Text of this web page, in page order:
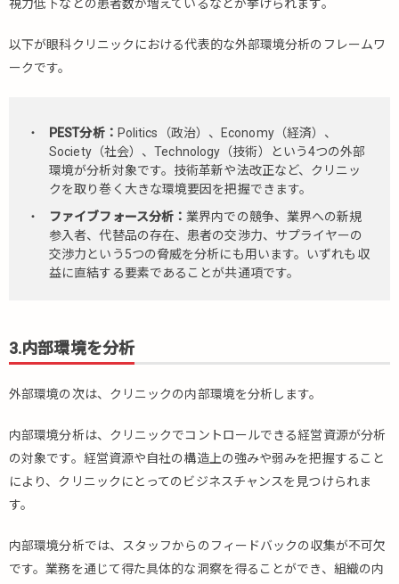
視力低下などの患者数が増えているなどが挙げられます。
以下が眼科クリニックにおける代表的な外部環境分析のフレームワ
ークです。
PEST分析： Politics（政治）、Economy（経済）、
Society（社会）、Technology（技術）という4つの外部
環境が分析対象です。技術革新や法改正など、クリニッ
クを取り巻く大きな環境要因を把握できます。
ファイブフォース分析：業界内での競争、業界への新規
参入者、代替品の存在、患者の交渉力、サプライヤーの
交渉力という5つの脅威を分析にも用います。いずれも収
益に直結する要素であることが共通項です。
3.内部環境を分析
外部環境の次は、クリニックの内部環境を分析します。
内部環境分析は、クリニックでコントロールできる経営資源が分析
の対象です。経営資源や自社の構造上の強みや弱みを把握すること
により、クリニックにとってのビジネスチャンスを見つけられま
す。
内部環境分析では、スタッフからのフィードバックの収集が不可欠
です。業務を通じて得た具体的な洞察を得ることができ、組織の内